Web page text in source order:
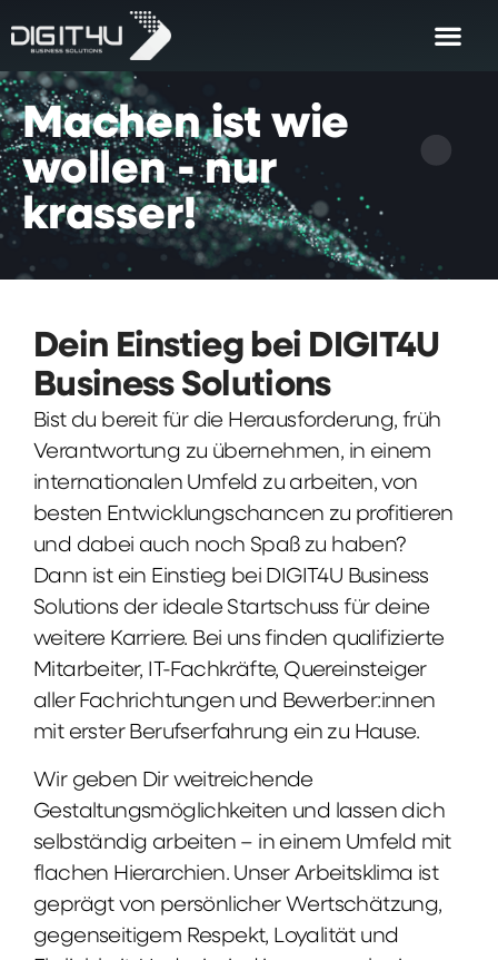
Machen ist wie
wollen - nur
krasser!
Dein Einstieg bei DIGIT4U
Business Solutions
Bist du bereit für die Herausforderung, früh
Verantwortung zu übernehmen, in einem
internationalen Umfeld zu arbeiten, von
besten Entwicklungschancen zu profitieren
und dabei auch noch Spaß zu haben?
Dann ist ein Einstieg bei DIGIT4U Business
Solutions der ideale Startschuss für deine
weitere Karriere. Bei uns finden qualifizierte
Mitarbeiter, IT-Fachkräfte, Quereinsteiger
aller Fachrichtungen und Bewerber:innen
mit erster Berufserfahrung ein zu Hause.
Wir geben Dir weitreichende
Gestaltungsmöglichkeiten und lassen dich
selbständig arbeiten – in einem Umfeld mit
flachen Hierarchien. Unser Arbeitsklima ist
geprägt von persönlicher Wertschätzung,
gegenseitigem Respekt, Loyalität und